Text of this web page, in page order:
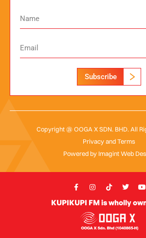
Subscribe
Copyright @ OOGA X SDN. BHD. All
Privacy and Terms
Powered by Imagint Web
KUPIKUPI FM is wholly